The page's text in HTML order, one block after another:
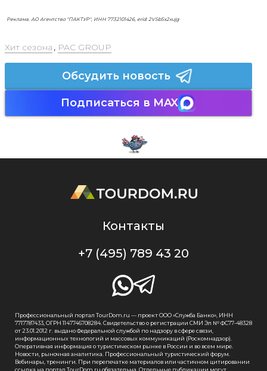
Реклама. АО Агентство "ПАКТУР", ИНН 7732101426, erid: 2VSb5x2xujg
Хит сезона , PAC GROUP
Обсудить новость
Подписаться в MAX
Контакты
+7 (495) 789 43 20
Профессиональный портал TourDom.ru — проект ООО «Служба Банко», ИНН
7717787433, ОГРН 1147746708284. Свидетельство о регистрации СМИ Эл № ФС77-48328
от 23.01.2012 г. выдано Федеральной службой по надзору в сфере связи,
информационных технологий и массовых коммуникаций (Роскомнадзор).
Оперативная информация о туристическом рынке в России и во всем мире.
Новости, рыночная аналитика. Профессиональный туристический форум.
Вебинары, тренинги. При перепечатке материалов или частичном цитировании
ссылка на портал TourDom.ru обязательна. Отдельные публикации могут